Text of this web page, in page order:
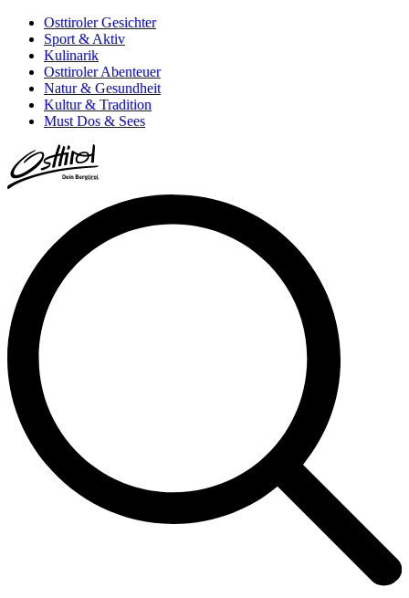
Osttiroler Gesichter
Sport & Aktiv
Kulinarik
Osttiroler Abenteuer
Natur & Gesundheit
Kultur & Tradition
Must Dos & Sees